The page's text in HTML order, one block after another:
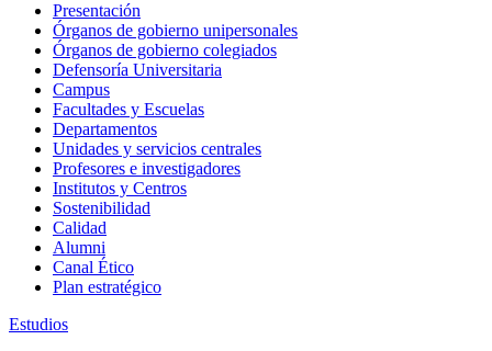
Presentación
Órganos de gobierno unipersonales
Órganos de gobierno colegiados
Defensoría Universitaria
Campus
Facultades y Escuelas
Departamentos
Unidades y servicios centrales
Profesores e investigadores
Institutos y Centros
Sostenibilidad
Calidad
Alumni
Canal Ético
Plan estratégico
Estudios